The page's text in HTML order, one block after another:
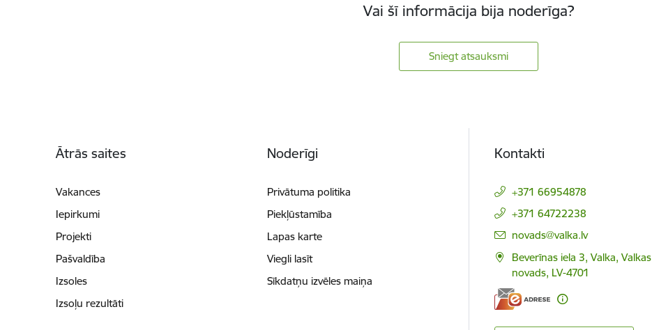
Vai šī informācija bija noderīga?
Sniegt atsauksmi
Ātrās saites
Vakances
Iepirkumi
Projekti
Pašvaldība
Izsoles
Izsoļu rezultāti
Noderīgi
Privātuma politika
Piekļūstamība
Lapas karte
Viegli lasīt
Sīkdatņu izvēles maiņa
Kontakti
+371 66954878
+371 64722238
E-pasts:
novads@valka.lv
Beverīnas iela 3, Valka, Valkas
novads, LV-4701